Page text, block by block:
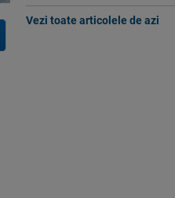
Vezi toate articolele de azi